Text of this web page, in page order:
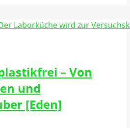
– Von
und
[Eden]